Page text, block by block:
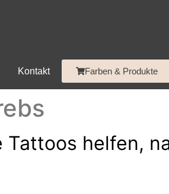
Kontakt Farben & Produkte
Tattoos helfen,